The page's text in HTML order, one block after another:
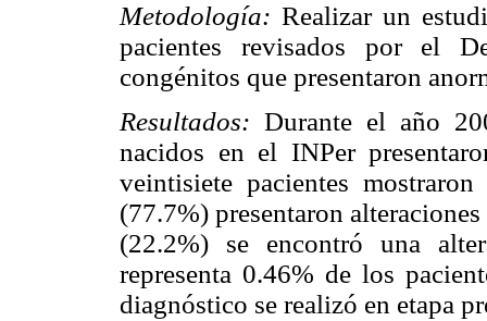
Metodología:Realizar un
pacientes revisados por el
congénitos que presentaron
Resultados:Durante el año
nacidos en el INPer
veintisiete pacientes
(77.7%) presentaron
(22.2%) se encontró una
representa 0.46% de los
diagnóstico se realizó en etapa